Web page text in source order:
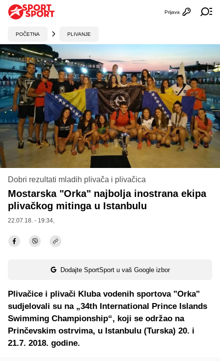
Otvori
Prijava
POČETNA PLIVANJE
Dobri rezultati mladih plivača i plivačica
Mostarska "Orka" najbolja inostrana ekipa
plivačkog mitinga u Istanbulu
22.07.18. - 19:34,
Dodajte SportSport u vaš Google izbor
Plivačice i plivači Kluba vodenih sportova "Orka"
sudjelovali su na „34th International Prince Islands
Swimming Championship“, koji se održao na
Prinčevskim ostrvima, u Istanbulu (Turska) 20. i
21.7. 2018. godine.